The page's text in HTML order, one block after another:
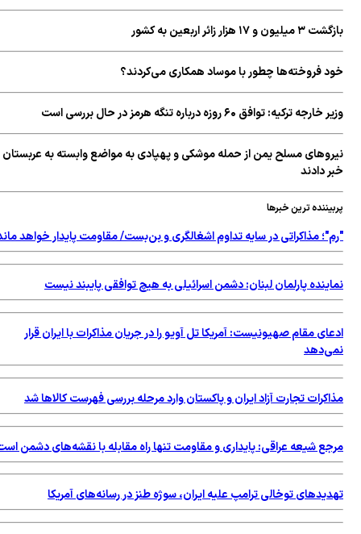
بازگشت ۳ میلیون و ۱۷ هزار زائر اربعین به کشور
خود فروخته‌ها چطور با موساد همکاری می‌کردند؟
وزیر خارجه ترکیه: توافق ۶۰ روزه درباره تنگه هرمز در حال بررسی است
نیروهای مسلح یمن از حمله موشکی و پهپادی به مواضع وابسته به عربستان
خبر دادند
پربیننده ترین خبرها
"رم"؛ مذاکراتی در سایه تداوم اشغالگری و بن‌بست/ مقاومت پایدار خواهد ماند
نماینده پارلمان لبنان: دشمن اسرائیلی به هیچ توافقی پایبند نیست
ادعای مقام صهیونیست: آمریکا تل آویو را در جریان مذاکرات با ایران قرار
نمی‌دهد
مذاکرات تجارت آزاد ایران و پاکستان وارد مرحله بررسی فهرست کالاها شد
مرجع شیعه عراقی: پایداری و مقاومت تنها راه مقابله با نقشه‌های دشمن است
تهدیدهای توخالی ترامپ علیه ایران، سوژه طنز در رسانه‌های آمریکا